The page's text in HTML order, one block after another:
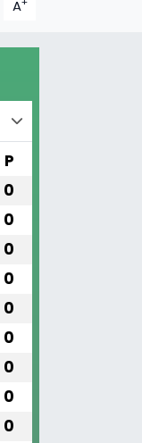
A
P
0
0
0
0
0
0
0
0
0